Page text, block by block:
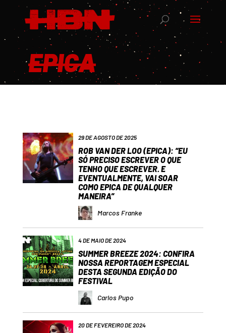
EPICA
29 DE AGOSTO DE 2025
ROB VAN DER LOO (EPICA): “EU
SÓ PRECISO ESCREVER O QUE
TENHO QUE ESCREVER. E
EVENTUALMENTE, VAI SOAR
COMO EPICA DE QUALQUER
MANEIRA”
Marcos Franke
4 DE MAIO DE 2024
SUMMER BREEZE 2024: CONFIRA
NOSSA REPORTAGEM ESPECIAL
DESTA SEGUNDA EDIÇÃO DO
FESTIVAL
Carlos Pupo
20 DE FEVEREIRO DE 2024